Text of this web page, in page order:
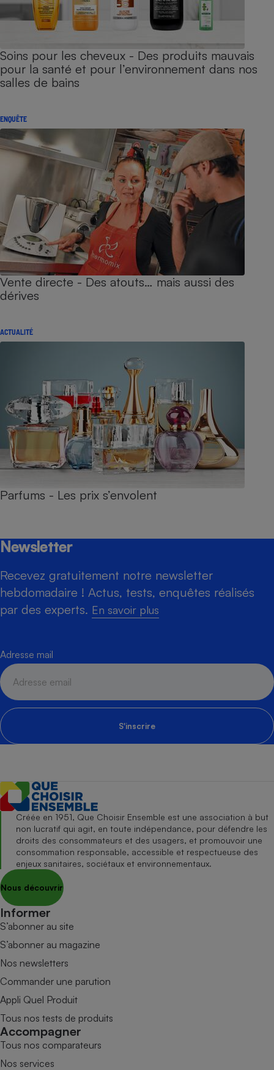
Soins pour les cheveux - Des produits mauvais
pour la santé et pour l’environnement dans nos
salles de bains
ENQUÊTE
Vente directe - Des atouts… mais aussi des
dérives
ACTUALITÉ
Parfums - Les prix s’envolent
Newsletter
Recevez gratuitement notre newsletter
hebdomadaire ! Actus, tests, enquêtes réalisés
par des experts. En savoir plus
Adresse mail
S'inscrire
Créée en 1951, Que Choisir Ensemble est une association à but
non lucratif qui agit, en toute indépendance, pour défendre les
droits des consommateurs et des usagers, et promouvoir une
consommation responsable, accessible et respectueuse des
enjeux sanitaires, sociétaux et environnementaux.
Nous découvrir
Informer
S’abonner au site
S’abonner au magazine
Nos newsletters
Commander une parution
Appli Quel Produit
Tous nos tests de produits
Accompagner
Tous nos comparateurs
Nos services